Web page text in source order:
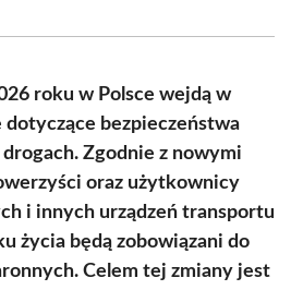
roku w Polsce wejdą w
bezpieczeństwa
Zgodnie z nowymi
oraz użytkownicy
i innych urządzeń transportu
życia będą zobowiązani do
Celem tej zmiany jest